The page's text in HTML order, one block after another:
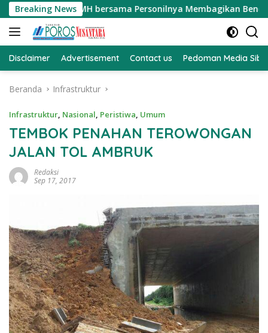
Langsung
ke
konten
Breaking News
bersama Personilnya Membagikan Bendera Merah Putih
Disclaimer Advertisement Contact us Pedoman Media
Beranda Infrastruktur
Infrastruktur, Nasional, Peristiwa, Umum
TEMBOK PENAHAN TEROWONGAN
JALAN TOL AMBRUK
Redaksi
Sep 17, 2017